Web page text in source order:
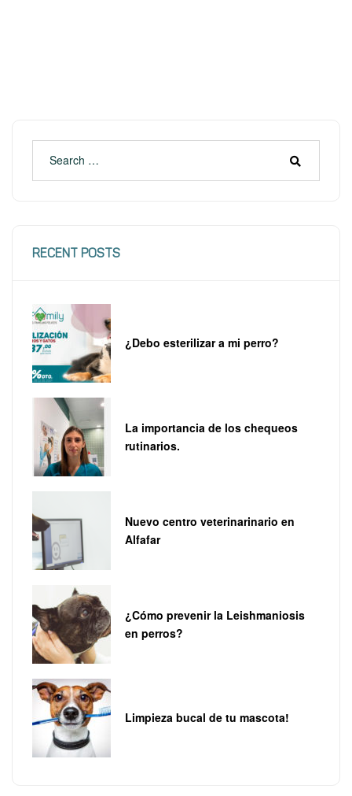
RECENT POSTS
¿Debo esterilizar a mi perro?
La importancia de los chequeos
rutinarios.
Nuevo centro veterinarinario en
Alfafar
¿Cómo prevenir la Leishmaniosis
en perros?
Limpieza bucal de tu mascota!